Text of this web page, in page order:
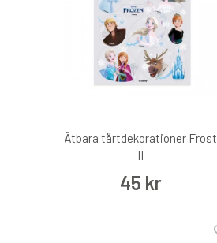
Ätbara tårtdekorationer Frost
II
45 kr